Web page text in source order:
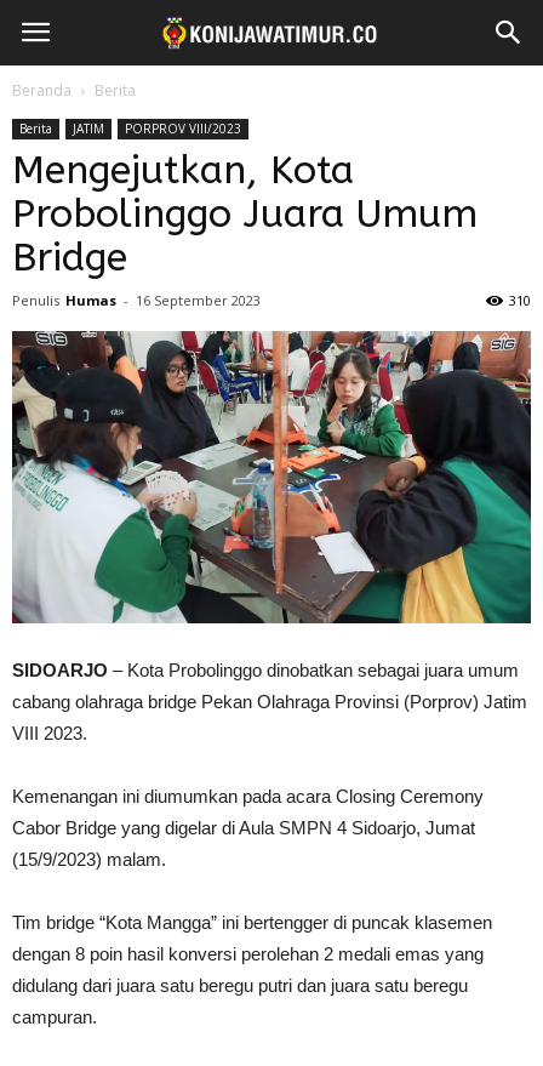
Beranda Berita
Berita JATIM PORPROV VIII/2023
Mengejutkan, Kota
Probolinggo Juara Umum
Bridge
Penulis Humas - 16 September 2023 310
SIDOARJO – Kota Probolinggo dinobatkan sebagai juara umum
cabang olahraga bridge Pekan Olahraga Provinsi (Porprov) Jatim
VIII 2023.
Kemenangan ini diumumkan pada acara Closing Ceremony
Cabor Bridge yang digelar di Aula SMPN 4 Sidoarjo, Jumat
(15/9/2023) malam.
Tim bridge “Kota Mangga” ini bertengger di puncak klasemen
dengan 8 poin hasil konversi perolehan 2 medali emas yang
didulang dari juara satu beregu putri dan juara satu beregu
campuran.